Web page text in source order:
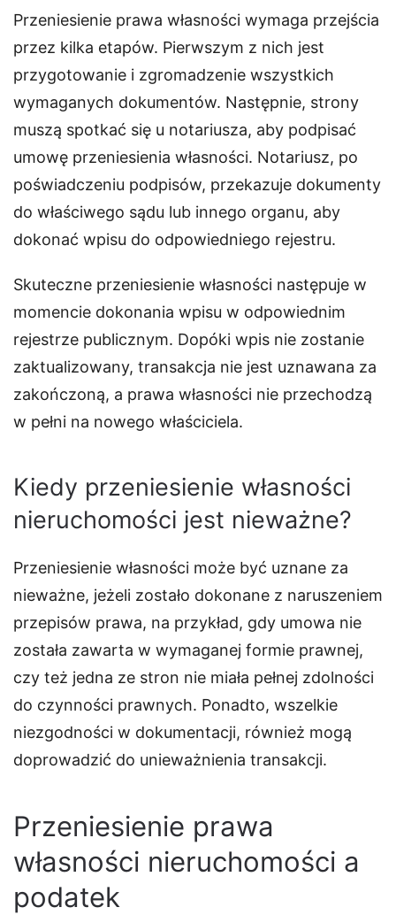
Przeniesienie prawa własności wymaga przejścia
przez kilka etapów. Pierwszym z nich jest
przygotowanie i zgromadzenie wszystkich
wymaganych dokumentów. Następnie, strony
muszą spotkać się u notariusza, aby podpisać
umowę przeniesienia własności. Notariusz, po
poświadczeniu podpisów, przekazuje dokumenty
do właściwego sądu lub innego organu, aby
dokonać wpisu do odpowiedniego rejestru.
Skuteczne przeniesienie własności następuje w
momencie dokonania wpisu w odpowiednim
rejestrze publicznym. Dopóki wpis nie zostanie
zaktualizowany, transakcja nie jest uznawana za
zakończoną, a prawa własności nie przechodzą
w pełni na nowego właściciela.
Kiedy przeniesienie własności
nieruchomości jest nieważne?
Przeniesienie własności może być uznane za
nieważne, jeżeli zostało dokonane z naruszeniem
przepisów prawa, na przykład, gdy umowa nie
została zawarta w wymaganej formie prawnej,
czy też jedna ze stron nie miała pełnej zdolności
do czynności prawnych. Ponadto, wszelkie
niezgodności w dokumentacji, również mogą
doprowadzić do unieważnienia transakcji.
Przeniesienie prawa
własności nieruchomości a
podatek